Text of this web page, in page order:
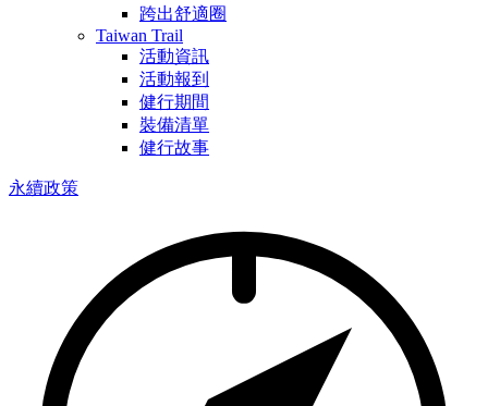
跨出舒適圈
Taiwan Trail
活動資訊
活動報到
健行期間
裝備清單
健行故事
永續政策